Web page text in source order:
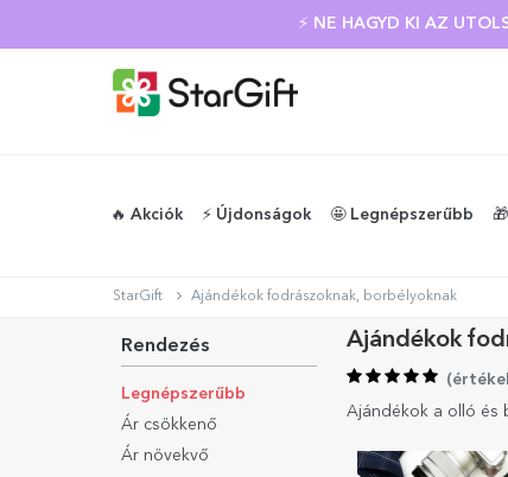
⚡ NE HAGYD KI AZ
🔥 Akciók ⚡️ Újdonságok 🤩 Legnépszerűbb
StarGift Ajándékok fodrászoknak, borbélyoknak
Rendezés
Legnépszerűbb
Ár csökkenő
Ár növekvő
Ajándékok
(
Ajándékok a olló és